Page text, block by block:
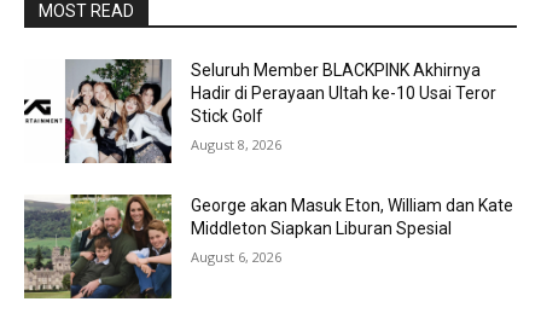
MOST READ
Seluruh Member BLACKPINK Akhirnya
Hadir di Perayaan Ultah ke-10 Usai Teror
Stick Golf
August 8, 2026
George akan Masuk Eton, William dan Kate
Middleton Siapkan Liburan Spesial
August 6, 2026